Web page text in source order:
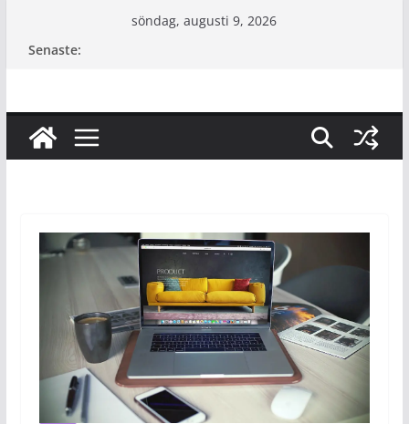
söndag, augusti 9, 2026
Senaste: